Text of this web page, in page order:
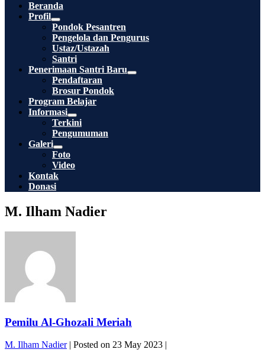
Beranda
Profil
Menu
Toggle
Pondok Pesantren
Pengelola dan Pengurus
Ustaz/Ustazah
Santri
Penerimaan Santri Baru
Menu
Pendaftaran
Brosur Pondok
Program Belajar
Informasi
Menu
Toggle
Terkini
Pengumuman
Galeri
Menu
Toggle
Foto
Video
Kontak
Donasi
M. Ilham Nadier
Pemilu Al-Ghozali Meriah
M. Ilham Nadier| Posted on 23 May 2023 |